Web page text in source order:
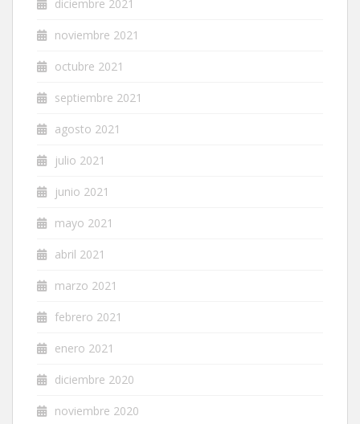
diciembre 2021
noviembre 2021
octubre 2021
septiembre 2021
agosto 2021
julio 2021
junio 2021
mayo 2021
abril 2021
marzo 2021
febrero 2021
enero 2021
diciembre 2020
noviembre 2020